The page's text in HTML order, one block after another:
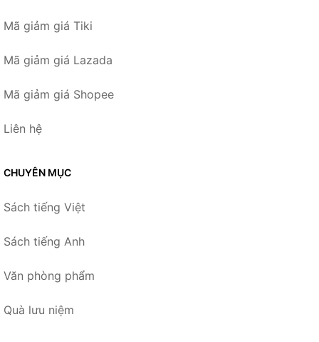
Mã giảm giá Tiki
Mã giảm giá Lazada
Mã giảm giá Shopee
Liên hệ
CHUYÊN MỤC
Sách tiếng Việt
Sách tiếng Anh
Văn phòng phẩm
Quà lưu niệm